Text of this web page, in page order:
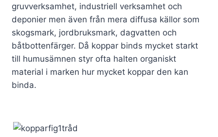
gruvverksamhet, industriell verksamhet och
deponier men även från mera diffusa källor som
skogsmark, jordbruksmark, dagvatten och
båtbottenfärger. Då koppar binds mycket starkt
till humusämnen styr ofta halten organiskt
material i marken hur mycket koppar den kan
binda.